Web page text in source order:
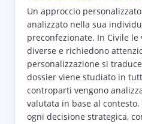
Un approccio
analizzato nella sua
preconfezionate. In Civile
diverse e richiedono
personalizzazione si
dossier viene studiato in
controparti vengono
valutata in base al
ogni decisione strategica,